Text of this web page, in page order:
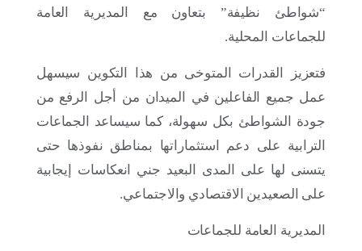
12 يونيو 2026
“شواطئ نظيفة” بتعاون مع المديرية العامة
للجماعات المحلية.
فتعزيز القدرات المتوخى من هذا التكوين سيسهل
عمل جميع الفاعلين في الميدان من أجل الرفع من
جودة الشواطئ بكل سهولة، كما سيساعد الجماعات
الترابية على دعم استثماراتها بمناطق نفوذها حتى
يتسنى لها على المدى البعيد جني انعكاسات إيجابية
على الصعيدين الاقتصادي والاجتماعي.
المديرية العامة للجماعات